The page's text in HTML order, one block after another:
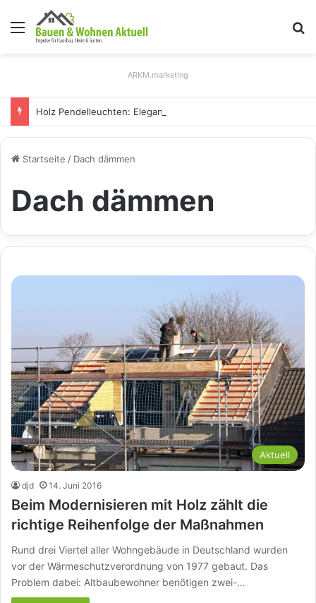
Menü
ARKM.marketing
Startseite / Dach dämmen
Dach dämmen
Aktuell
djd 14. Juni 2016
Beim Modernisieren mit Holz zählt die
richtige Reihenfolge der Maßnahmen
Rund drei Viertel aller Wohngebäude in Deutschland wurden
vor der Wärmeschutzverordnung von 1977 gebaut. Das
Problem dabei: Altbaubewohner benötigen zwei-…